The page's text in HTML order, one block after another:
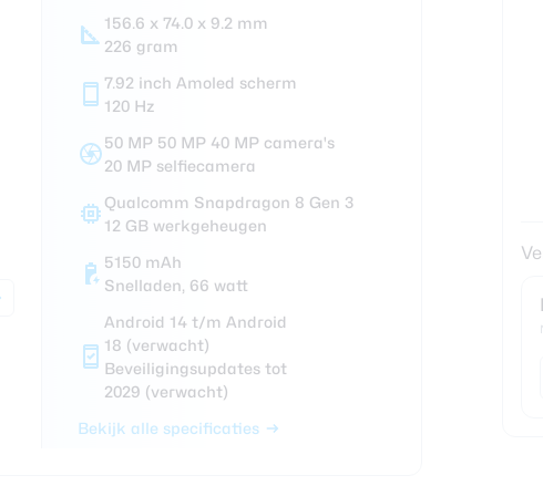
156.6 x 74.0 x 9.2 mm
226 gram
7.92 inch Amoled scherm
120 Hz
50 MP 50 MP 40 MP camera's
20 MP selfiecamera
Qualcomm Snapdragon 8 Gen 3
12 GB werkgeheugen
5150 mAh
Snelladen, 66 watt
Android 14 t/m Android
18 (verwacht)
Beveiligingsupdates tot
2029 (verwacht)
Bekijk alle specificaties
review